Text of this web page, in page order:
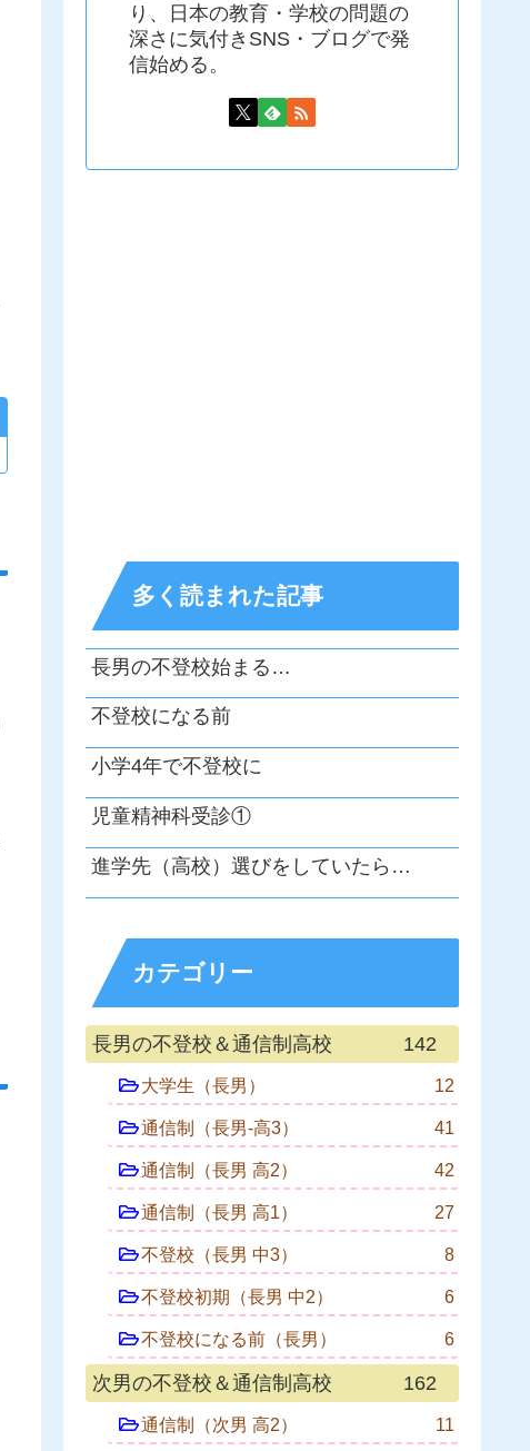
り、日本の教育・学校の問題の
深さに気付きSNS・ブログで発
信始める。
多く読まれた記事
長男の不登校始まる…
不登校になる前
小学4年で不登校に
児童精神科受診①
進学先（高校）選びをしていたら…
カテゴリー
長男の不登校＆通信制高校 142
大学生（長男） 12
通信制（長男-高3） 41
通信制（長男 高2） 42
通信制（長男 高1） 27
不登校（長男 中3） 8
不登校初期（長男 中2） 6
不登校になる前（長男） 6
次男の不登校＆通信制高校 162
通信制（次男 高2） 11